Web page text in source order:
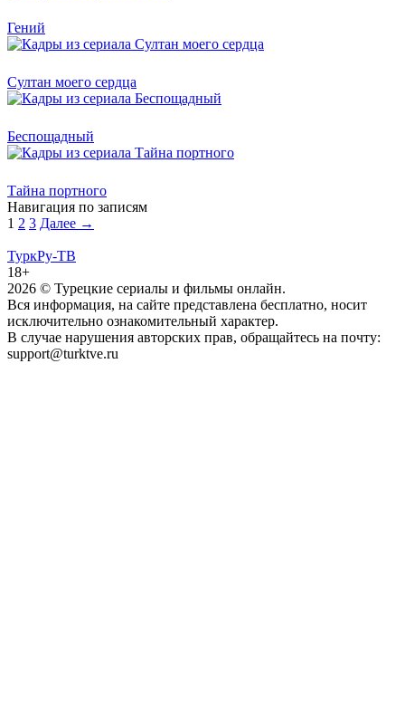
Гений
Султан моего сердца
Беспощадный
Тайна портного
Навигация по записям
1 2 3 Далее →
ТуркРу-ТВ
18+
2026 © Турецкие сериалы и фильмы онлайн.
Вся информация, на сайте представлена бесплатно, носит
исключительно ознакомительный характер.
В случае нарушения авторских прав, обращайтесь на почту:
support@turktve.ru